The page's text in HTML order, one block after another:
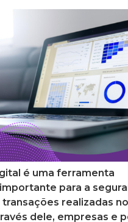
é uma ferramenta
para a
realizadas
dele, empresas e